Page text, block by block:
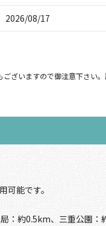
2026/08/17
ざいますので御注意下さい
可能です。
：約0.5km、三重公園：